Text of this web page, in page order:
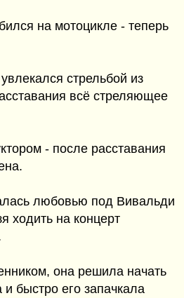
на мотоцикле - теперь
стрельбой из
всё стреляющее
- после расставания
любовью под Вивальди
ходить на концерт
она решила начать
и быстро его запачкала